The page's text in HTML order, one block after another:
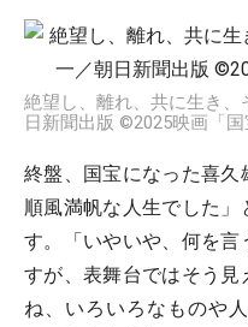
絶望し、離れ、共に生き
日新聞出版 ©2025映画「
終盤、国宝になった喜
順風満帆な人生でした
す。「いやいや、何を言
すが、表舞台ではそう
ね、いろいろなものや